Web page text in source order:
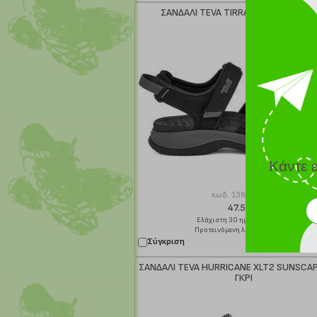
ΣΑΝΔΑΛΙ TEVA TIRRA SPORT CT
κωδ. 138165202
47.50 €
Ελάχιστη 30 ημερών 95.00 €
Προτεινόμενη λιανική 95.00 €
Σύγκριση Παράδοση σε
ΣΑΝΔΑΛΙ TEVA HURRICANE XLT2
ΓΚΡΙ
Κάντε